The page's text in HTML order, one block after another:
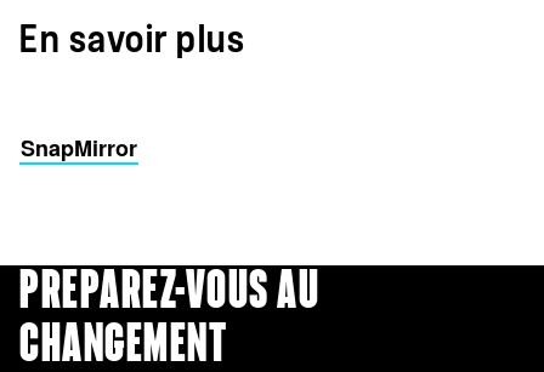
En savoir plus
SnapMirror
PRÉPAREZ-VOUS AU
CHANGEMENT